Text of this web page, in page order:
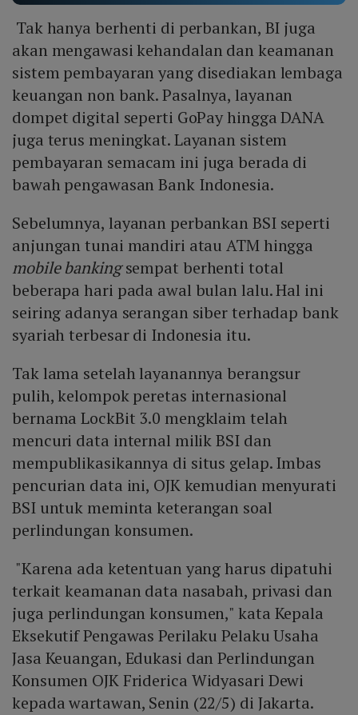
Tak hanya berhenti di perbankan, BI juga
akan mengawasi kehandalan dan keamanan
sistem pembayaran yang disediakan lembaga
keuangan non bank. Pasalnya, layanan
dompet digital seperti GoPay hingga DANA
juga terus meningkat. Layanan sistem
pembayaran semacam ini juga berada di
bawah pengawasan Bank Indonesia.
Sebelumnya, layanan perbankan BSI seperti
anjungan tunai mandiri atau ATM hingga
mobile bankingsempat berhenti total
beberapa hari pada awal bulan lalu. Hal ini
seiring adanya serangan siber terhadap bank
syariah terbesar di Indonesia itu.
Tak lama setelah layanannya berangsur
pulih, kelompok peretas internasional
bernama LockBit 3.0 mengklaim telah
mencuri data internal milik BSI dan
mempublikasikannya di situs gelap. Imbas
pencurian data ini, OJK kemudian menyurati
BSI untuk meminta keterangan soal
perlindungan konsumen.
"Karena ada ketentuan yang harus dipatuhi
terkait keamanan data nasabah, privasi dan
juga perlindungan konsumen," kata Kepala
Eksekutif Pengawas Perilaku Pelaku Usaha
Jasa Keuangan, Edukasi dan Perlindungan
Konsumen OJK Friderica Widyasari Dewi
kepada wartawan, Senin (22/5) di Jakarta.